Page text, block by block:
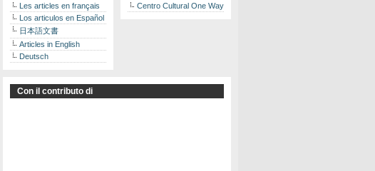
Les articles en français
Los articulos en Español
日本語文書
Articles in English
Deutsch
Centro Cultural One Way
Con il contributo di